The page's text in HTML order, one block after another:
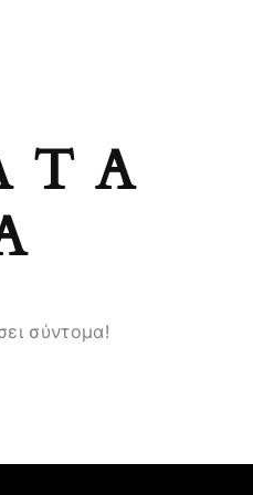
σύντομα!